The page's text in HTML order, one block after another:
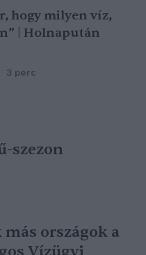
hogy milyen víz,
| Holnapután
3 perc
szezon
országok a